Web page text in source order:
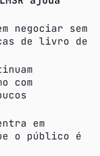
negociar sem
de livro de
com
em
o público é